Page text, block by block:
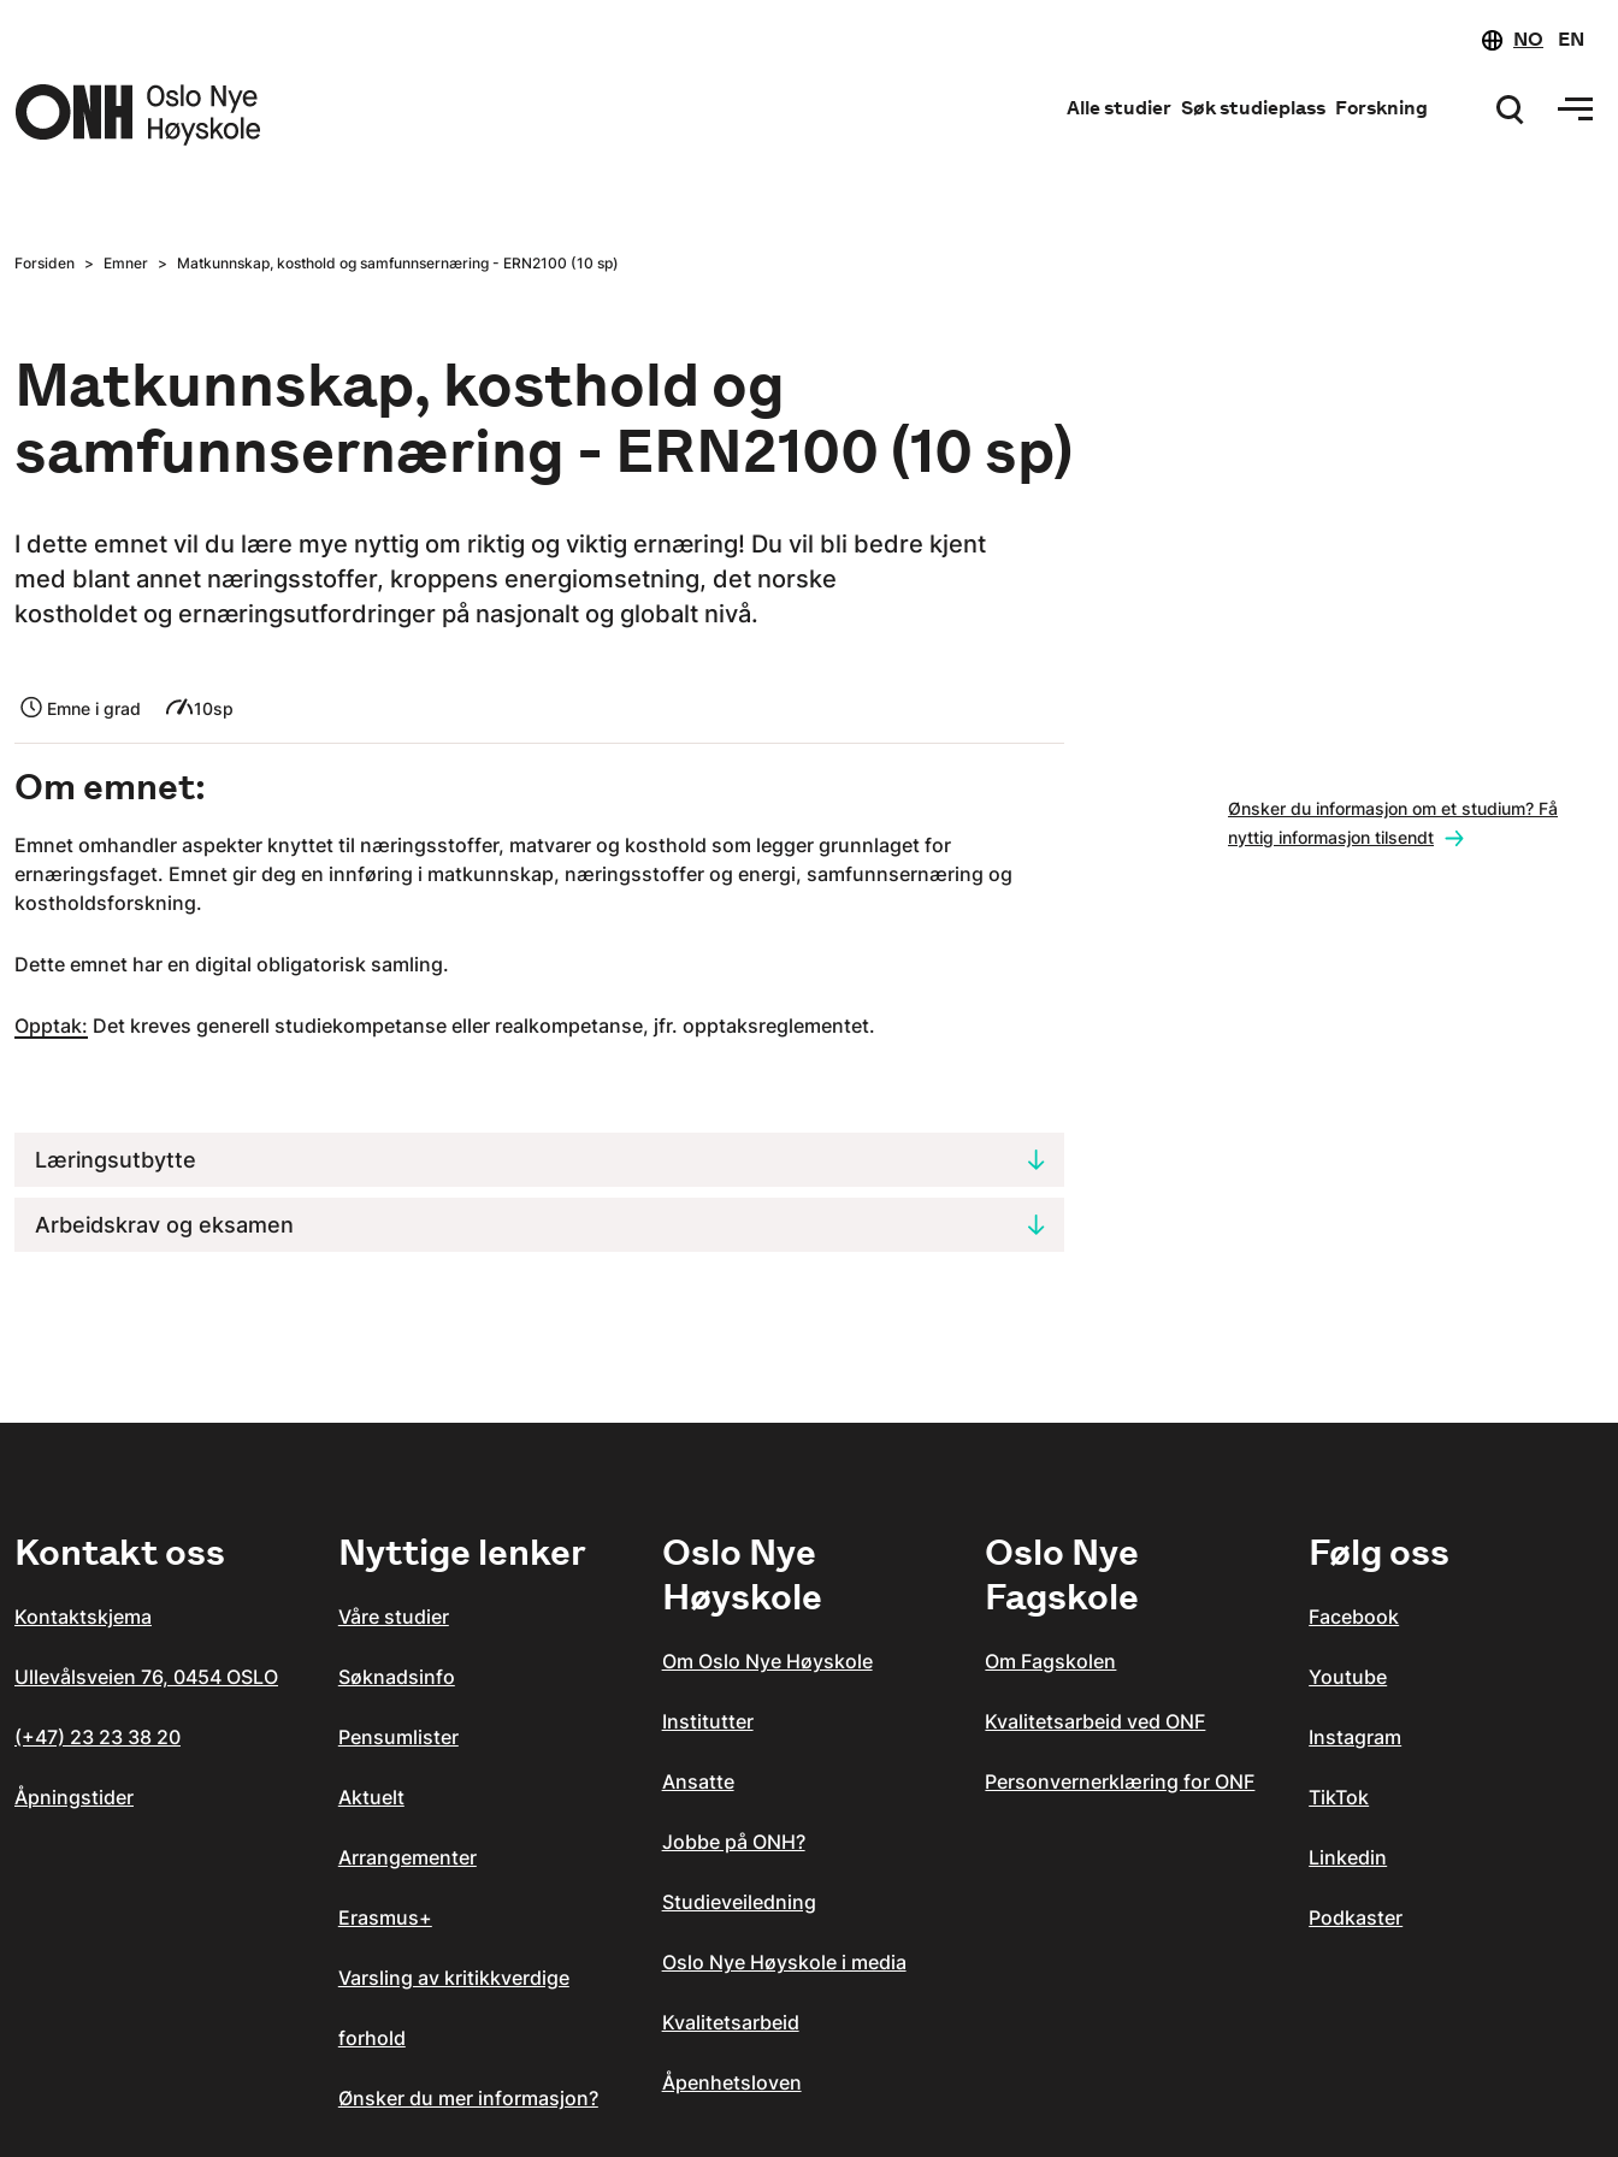
NO EN
Alle studier Søk studieplass Forskning
Forsiden Emner Matkunnskap, kosthold og samfunnsernæring - ERN2100 (10 sp)
Matkunnskap, kosthold og
samfunnsernæring - ERN2100 (10 sp)
I dette emnet vil du lære mye nyttig om riktig og viktig ernæring! Du vil bli bedre kjent
med blant annet næringsstoffer, kroppens energiomsetning, det norske
kostholdet og ernæringsutfordringer på nasjonalt og globalt nivå.
Emne i grad 10sp
Om emnet:
Emnet omhandler aspekter knyttet til næringsstoffer, matvarer og kosthold som legger grunnlaget for
ernæringsfaget. Emnet gir deg en innføring i matkunnskap, næringsstoffer og energi, samfunnsernæring og
kostholdsforskning.
Dette emnet har en digital obligatorisk samling.
Opptak: Det kreves generell studiekompetanse eller realkompetanse, jfr. opptaksreglementet.
Læringsutbytte
Arbeidskrav og eksamen
Ønsker du informasjon om et studium? Få
nyttig informasjon tilsendt
Kontakt oss
Kontaktskjema
Ullevålsveien 76, 0454 OSLO
(+47) 23 23 38 20
Åpningstider
Nyttige lenker
Våre studier
Søknadsinfo
Pensumlister
Aktuelt
Arrangementer
Erasmus+
Varsling av kritikkverdige
forhold
Ønsker du mer informasjon?
Oslo Nye
Høyskole
Om Oslo Nye Høyskole
Institutter
Ansatte
Jobbe på ONH?
Studieveiledning
Oslo Nye Høyskole i media
Kvalitetsarbeid
Åpenhetsloven
Oslo Nye
Fagskole
Om Fagskolen
Kvalitetsarbeid ved ONF
Personvernerklæring for ONF
Følg oss
Facebook
Youtube
Instagram
TikTok
Linkedin
Podkaster